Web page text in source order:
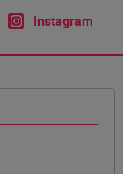
Instagram